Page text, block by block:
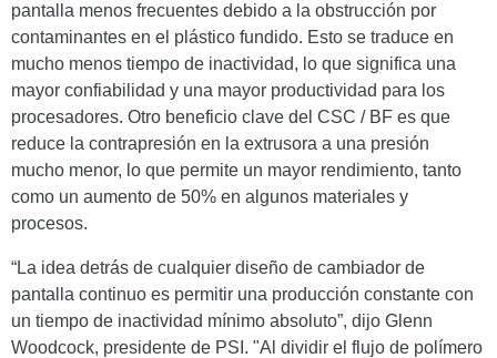
pantalla menos frecuentes debido a la obstrucción por
contaminantes en el plástico fundido. Esto se traduce en
mucho menos tiempo de inactividad, lo que significa una
mayor confiabilidad y una mayor productividad para los
procesadores. Otro beneficio clave del CSC / BF es que
reduce la contrapresión en la extrusora a una presión
mucho menor, lo que permite un mayor rendimiento, tanto
como un aumento de 50% en algunos materiales y
procesos.
“La idea detrás de cualquier diseño de cambiador de
pantalla continuo es permitir una producción constante con
un tiempo de inactividad mínimo absoluto”, dijo Glenn
Woodcock, presidente de PSI. "Al dividir el flujo de polímero